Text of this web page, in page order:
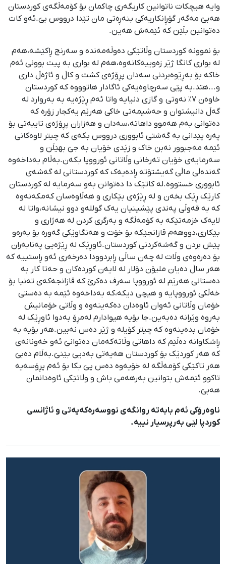
وایە هیچکات ناتوانین کاریگەری چاکمان بۆ کۆمەڵگەی کوردستان
هەبێ مەگەر گۆڕانکاریەکی بنەڕەتی مان تێدا درووس بێ.ئەو کات
دەتوانین بڵێن کە ئێمەش هەین.
بۆ نموونە کوردستان وڵاتێکی دەوڵەمەندە و سەرنج ڕاکێشە،هەم
لە بواری کانگا ژێر زەوییەکانەوە،هەم لە بواری بە پیت بوونی ئەم
خاکە بۆ بەڕێوەبردنی سەدان پڕۆژەی کشت و کاڵ و ئاژەڵ داری
و...هتد.بە پێی سەرچاوەیەکی ئاگادار هاتوووە کە کوردستان
خاوەن ۷٪ نەوتی و گازی دنیایە واتا ئەم ڕێژەیە بە بەروارد لە
گەڵ دانیشتوان و حەشیمەتی خاکی هەرێم یەکجار زۆرە کە
دەتوانی بەم هەموو داهاتە،سەدان و هەزاران پڕۆژەی تایبەتی بۆ
پەرە پێدانی بە گەشتی ئابووری درووس بکەی کە چیتر لاوەکانی
ئێمە مەجبوور نەبن خاک و زێدی خۆیان بە جێ بهێڵن و
سەرمایەی خۆیان تەرخانی وڵاتانی ئورووپا بکەن.بەڵام بەداخەوە
گەندەڵی ماڵی گەیشتۆتە ڕادەیەک کە کوردستانی لە گەشەی
ئابووری خستووە.لە کاتێک دا دەتوانن بەو سەرمایە لە کوردستان
کارێک ڕێک بخەن و لە ڕێژەی بێکاری و هەڵاوەسان کەمکەنەوە
کە بە قەوڵی پەندی پێشینیان یەک گوللەو دوو نیشانە،واتا لە
لایەک خزمەتێکە بە کۆمەڵگە و بەرگری کردن لە هەژاری و
بێکاری،دووهەم قازانجێکە بۆ خۆت و هەنگاوێکی گەورە بۆ بەرەو
پێش بردن و گەشەکردنی کوردستان.ئاوڕێک لە ڕێژەیی پەنابەران
بۆ دەرەوەی وڵات لە چەن ساڵی ڕابردوودا دەرخەری ئەو ڕاستییە کە
هەر ساڵ دەیان ملیۆن دۆلار لە لایەن کوردەکان و حەتا کار بە
دەستانی هەرێم لە ئورووپا سەرف دەکرێ کە قازانجەکەی تەنیا بۆ
خەڵکی ئورووپایە و هیچی دیکە،کە بەداخەوە ئێمە بە دەستی
خۆمان وڵاتانی ئەوان ئاوەدان دەکەینەوە و وڵاتی خۆمانیش
بەروە وێرانە دەبەین.جا بۆیە هیوادارم لەمڕۆ بەدوا ئاوڕێک لە
خۆمان بدەینەوە کە چیتر کۆیلە و ژێر دەس نەبین.هەر بۆیە بە
ڕاشکاوانە دەڵێم کە داهاتی وڵاتەکەمان دەتوانێ ئەو خەونانەی
کە هەر کوردێک بۆ کوردستان هەیەتی بەدیی بێنێ.بەڵام دەبێ
هەر تاکێکی کۆمەڵگە لە خۆیەوە دەس پێ بکا بۆ ئەم پڕۆسەیە
تاکوو ئێمەش بتوانین بەرهەمی باش و وڵاتێکی ئاوەدانمان
هەبێ.
ناوەرۆکی ئەم بابەتە روانگەی نووسەرەکەیەتی و ئاژانسی
کوردپا لێی بەرپرسیار نییە.